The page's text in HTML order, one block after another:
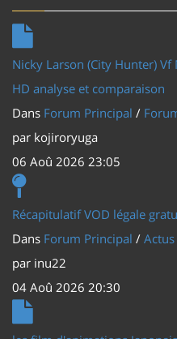
Nicky Larson (City Hunter)
HD analyse et comparaison
Dans Forum Principal /
par kojiroryuga
06 Aoû 2026 23:05
Récapitulatif VOD légale
Dans Forum Principal /
par inu22
04 Aoû 2026 20:30